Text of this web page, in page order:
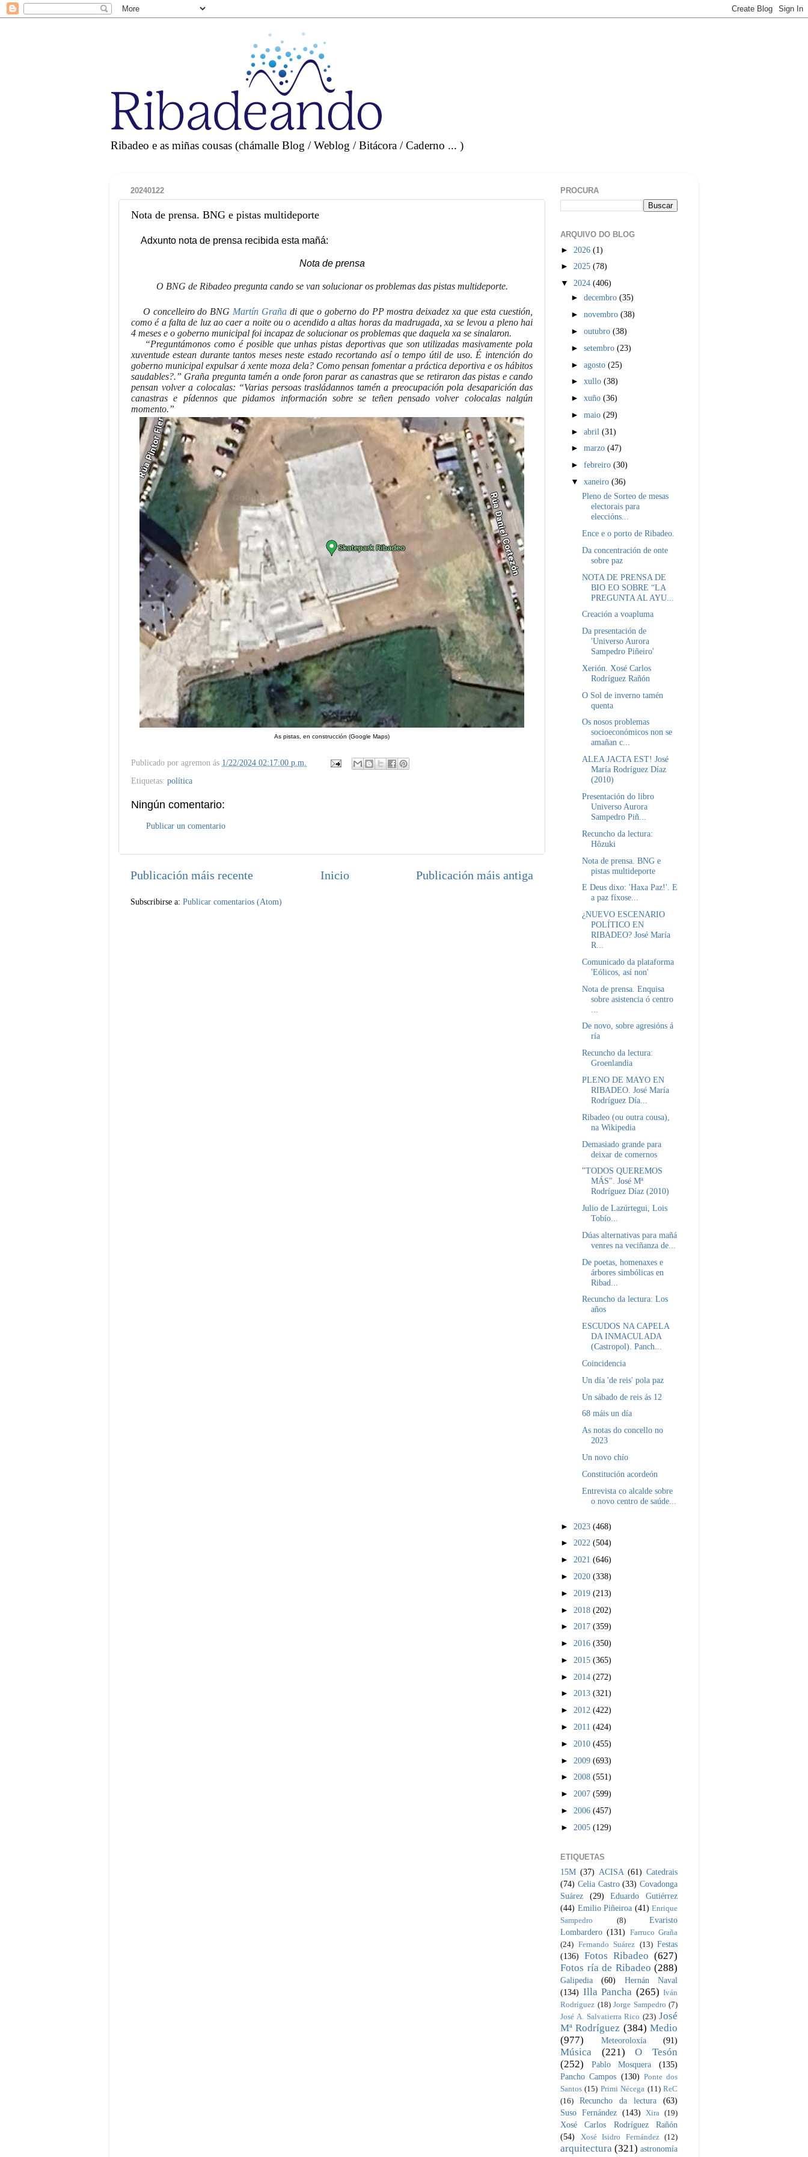
Ribadeo e as miñas cousas (chámalle Blog / Weblog / Bitácora / Caderno ... )
20240122
Nota de prensa. BNG e pistas multideporte
Adxunto nota de prensa recibida esta mañá:
Nota de prensa
O BNG de Ribadeo pregunta cando se van solucionar os problemas das pistas multideporte.
O concelleiro do BNG Martín Graña di que o goberno do PP mostra deixadez xa que esta cuestión,
como é a falta de luz ao caer a noite ou o acendido a altas horas da madrugada, xa se levou a pleno hai
4 meses e o goberno municipal foi incapaz de solucionar os problemas que daquela xa se sinalaron.
“Preguntámonos como é posible que unhas pistas deportivas que son utilizadas masivamente pola
xuventude estean durante tantos meses neste estado recortando así o tempo útil de uso. É intención do
goberno municipal expulsar á xente moza dela? Como pensan fomentar a práctica deportiva e os hábitos
saudables?.” Graña pregunta tamén a onde foron parar as canastras que se retiraron das pistas e cando
pensan volver a colocalas: “Varias persoas trasládannos tamén a preocupación pola desaparición das
canastras e pídennos que pidamos información sobre se teñen pensado volver colocalas nalgún
momento.”
As pistas, en construcción (Google Maps)
Publicado por agremon ás 1/22/2024 02:17:00 p.m.
Etiquetas: política
Ningún comentario:
Publicar un comentario
Publicación máis recente Publicación máis antiga
Inicio
Subscribirse a: Publicar comentarios (Atom)
PROCURA
ARQUIVO DO BLOG
► 2026 (1)
► 2025 (78)
▼ 2024 (406)
►decembro(35)
►novembro(38)
►outubro(38)
►setembro(23)
►agosto(25)
►xullo(38)
►xuño(36)
►maio(29)
►abril(31)
►marzo(47)
►febreiro(30)
▼xaneiro(36)
Pleno de Sorteo de mesas
electorais para
eleccións...
Ence e o porto de Ribadeo.
Da concentración de onte
sobre paz
NOTA DE PRENSA DE
BIO EO SOBRE “LA
PREGUNTA AL AYU...
Creación a voapluma
Da presentación de
'Universo Aurora
Sampedro Piñeiro'
Xerión. Xosé Carlos
Rodríguez Rañón
O Sol de inverno tamén
quenta
Os nosos problemas
socioeconómicos non se
amañan c...
ALEA JACTA EST! José
María Rodríguez Díaz
(2010)
Presentación do libro
Universo Aurora
Sampedro Piñ...
Recuncho da lectura:
Hôzuki
Nota de prensa. BNG e
pistas multideporte
E Deus dixo: 'Haxa Paz!'. E
a paz fíxose...
¿NUEVO ESCENARIO
POLÍTICO EN
RIBADEO? José María
R...
Comunicado da plataforma
'Eólicos, así non'
Nota de prensa. Enquisa
sobre asistencia ó centro
De novo, sobre agresións á
ría
Recuncho da lectura:
Groenlandia
PLENO DE MAYO EN
RIBADEO. José María
Rodríguez Día...
Ribadeo (ou outra cousa),
na Wikipedia
Demasiado grande para
deixar de comernos
"TODOS QUEREMOS
MÁS". José Mª
Rodríguez Díaz (2010)
Julio de Lazúrtegui, Lois
Tobío...
Dúas alternativas para mañá
venres na veciñanza de...
De poetas, homenaxes e
árbores simbólicas en
Ribad...
Recuncho da lectura: Los
años
ESCUDOS NA CAPELA
DA INMACULADA
(Castropol). Panch...
Coincidencia
Un día 'de reis' pola paz
Un sábado de reis ás 12
68 máis un día
As notas do concello no
2023
Un novo chío
Constitución acordeón
Entrevista co alcalde sobre
o novo centro de saúde...
► 2023 (468)
► 2022 (504)
► 2021 (646)
► 2020 (338)
► 2019 (213)
► 2018 (202)
► 2017 (359)
► 2016 (350)
► 2015 (365)
► 2014 (272)
► 2013 (321)
► 2012 (422)
► 2011 (424)
► 2010 (455)
► 2009 (693)
► 2008 (551)
► 2007 (599)
► 2006 (457)
► 2005 (129)
ETIQUETAS
15M (37) ACISA (61) Catedrais
(74) Celia Castro (33) Covadonga
Suárez
(29)
Eduardo Gutiérrez
(44) Emilio Piñeiroa (41) Enrique
Sampedro
(8)
Evaristo
Lombardero (131) Farruco Graña
(24) Fernando Suárez (13) Festas
(136)
Fotos Ribadeo (627)
Fotos ría de Ribadeo (288)
Galipedia (60)
Hernán Naval
(134) Illa Pancha (265) Iván
Rodríguez (18) Jorge Sampedro (7)
José A. Salvatierra Rico (23) José
Mª Rodríguez (384) Medio
(977)
Meteoroloxía (91)
Música (221)
O Tesón
(252)
Pablo Mosquera
(135)
Pancho Campos (130) Ponte dos
Santos (15) Primi Nécega (11) ReC
(16)
Recuncho da lectura
(63)
Suso Fernández (143) Xira (19)
Xosé Carlos Rodríguez Rañón
(54)
Xosé Isidro Fernández (12)
arquitectura (321) astronomía